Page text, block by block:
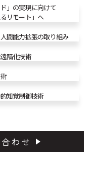
」の実現に向けて
リモート」へ
間能力拡張の取り組み
隔化技術
知覚制御技術
わせ